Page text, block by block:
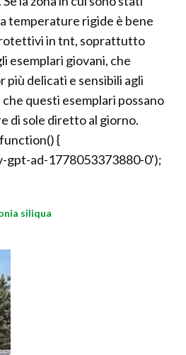
temperature rigide è bene
in tnt, soprattutto
esemplari giovani, che
più delicati e sensibili agli
questi esemplari possano
di sole diretto al giorno.
{
gpt-ad-1778053373880-0');
siliqua